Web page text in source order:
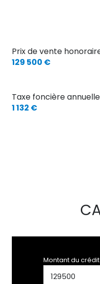
Prix de vente
129 500 €
Taxe foncière annuelle
1 132 €
Montant du